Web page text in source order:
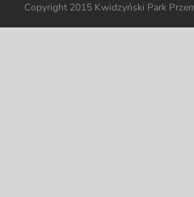
Copyright 2015 Kwidzyński Park